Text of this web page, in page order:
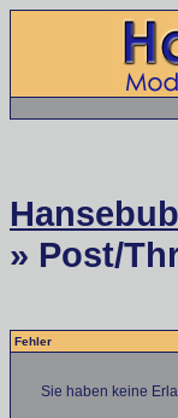
» Post/
Fehler
Sie haben keine